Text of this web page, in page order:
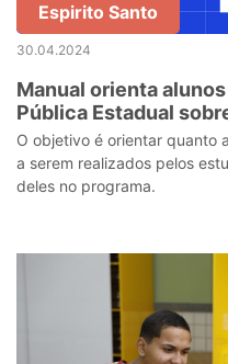
Espirito Santo
30.04.2024
Manual orienta
Pública Estadual
O objetivo é orientar quanto
a serem realizados pelos
deles no programa.